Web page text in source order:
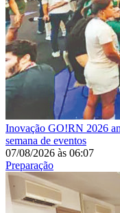
Inovação GO!RN 2026
semana de eventos
07/08/2026 às 06:07
Preparação